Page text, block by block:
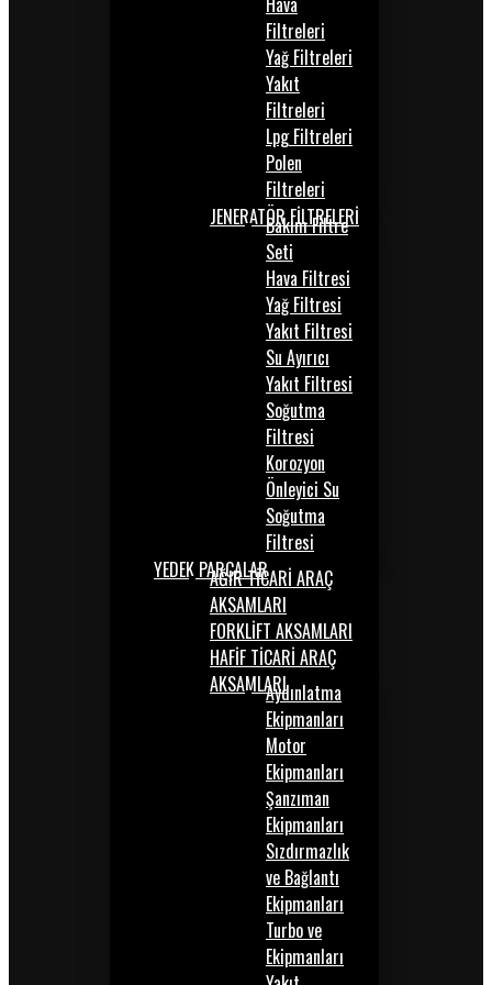
Filtreleri
Yağ Filtreleri
Yakıt
Filtreleri
Lpg Filtreleri
Polen
Filtreleri
JENERATÖR FİLTRELERİ
Bakım Filtre
Seti
Hava Filtresi
Yağ Filtresi
Yakıt Filtresi
Su Ayırıcı
Yakıt Filtresi
Soğutma
Filtresi
Korozyon
Önleyici Su
Soğutma
Filtresi
YEDEK PARÇALARAĞIR TİCARİ ARAÇ
AKSAMLARI
FORKLİFT AKSAMLARI
HAFİF TİCARİ ARAÇ
AKSAMLARIAydınlatma
Ekipmanları
Motor
Ekipmanları
Şanzıman
Ekipmanları
Sızdırmazlık
ve Bağlantı
Ekipmanları
Turbo ve
Ekipmanları